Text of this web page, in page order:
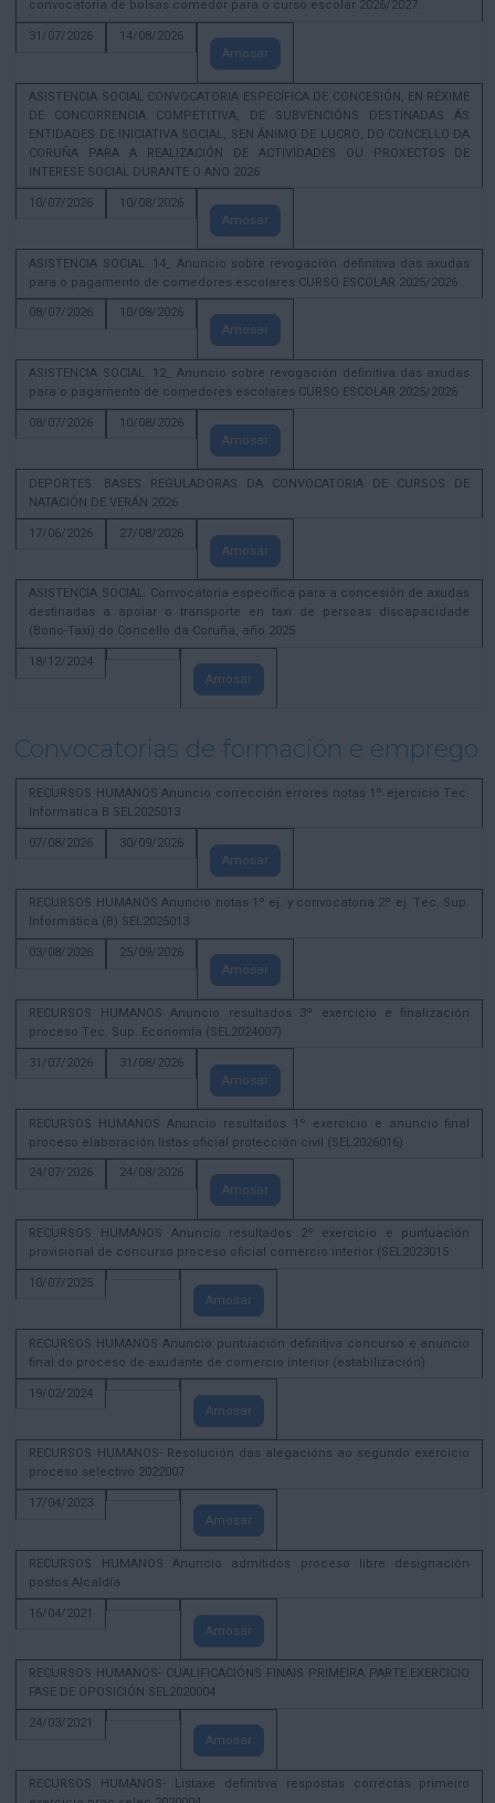
convocatoria de bolsas comedor para o curso escolar 2026/2027.
31/07/2026
14/08/2026
Amosar
ASISTENCIA SOCIAL CONVOCATORIA ESPECÍFICA DE CONCESIÓN, EN RÉXIME
DE CONCORRENCIA COMPETITIVA, DE SUBVENCIÓNS DESTINADAS ÁS
ENTIDADES DE INICIATIVA SOCIAL, SEN ÁNIMO DE LUCRO, DO CONCELLO DA
CORUÑA PARA A REALIZACIÓN DE ACTIVIDADES OU PROXECTOS DE
INTERESE SOCIAL DURANTE O ANO 2026
10/07/2026
10/08/2026
Amosar
ASISTENCIA SOCIAL. 14_ Anuncio sobre revogación definitiva das axudas
para o pagamento de comedores escolares CURSO ESCOLAR 2025/2026
08/07/2026
10/08/2026
Amosar
ASISTENCIA SOCIAL. 12_ Anuncio sobre revogación definitiva das axudas
para o pagamento de comedores escolares CURSO ESCOLAR 2025/2026
08/07/2026
10/08/2026
Amosar
DEPORTES. BASES REGULADORAS DA CONVOCATORIA DE CURSOS DE
NATACIÓN DE VERÁN 2026
17/06/2026
27/08/2026
Amosar
ASISTENCIA SOCIAL. Convocatoria específica para a concesión de axudas
destinadas a apoiar o transporte en taxi de persoas discapacidade
(Bono-Taxi) do Concello da Coruña, año 2025
18/12/2024
Amosar
Convocatorias de formación e emprego
RECURSOS HUMANOS Anuncio corrección errores notas 1º ejercicio Tec.
Informatica B SEL2025013
07/08/2026
30/09/2026
Amosar
RECURSOS HUMANOS Anuncio notas 1º ej. y convocatoria 2º ej. Tec. Sup.
Informática (B) SEL2025013
03/08/2026
25/09/2026
Amosar
RECURSOS HUMANOS Anuncio resultados 3º exercicio e finalización
proceso Tec. Sup. Economía (SEL2024007)
31/07/2026
31/08/2026
Amosar
RECURSOS HUMANOS Anuncio resultados 1º exercicio e anuncio final
proceso elaboración listas oficial protección civil (SEL2026016)
24/07/2026
24/08/2026
Amosar
RECURSOS HUMANOS Anuncio resultados 2º exercicio e puntuación
provisional de concurso proceso oficial comercio interior (SEL2023015
10/07/2025
Amosar
RECURSOS HUMANOS Anuncio puntuación definitiva concurso e anuncio
final do proceso de axudante de comercio interior (estabilización)
19/02/2024
Amosar
RECURSOS HUMANOS- Resolución das alegacións ao segundo exercicio
proceso selectivo 2022007
17/04/2023
Amosar
RECURSOS HUMANOS Anuncio admitidos proceso libre designación
postos Alcaldía
16/04/2021
Amosar
RECURSOS HUMANOS- CUALIFICACIÓNS FINAIS PRIMEIRA PARTE EXERCICIO
FASE DE OPOSICIÓN SEL2020004
24/03/2021
Amosar
RECURSOS HUMANOS- Listaxe definitiva respostas correctas primeiro